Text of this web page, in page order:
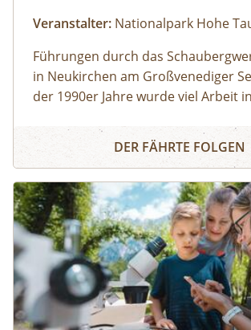
Veranstalter: Nationalpark Hohe
Führungen durch das
in Neukirchen am Großvenediger
der 1990er Jahre wurde viel Arbeit
umzubauen. Die Attraktion unter
spannende Einblicke in die alpine
Schaubergwerk, eine Rarität in den
Tauern, wird durch Führungen den
Besucherinnen und Besuchern
gemacht und erklärt. So können
Deckungsbau des Tauernfensters
Gesteinsaufschlüsse
veranschaulicht werden. Derzeit
Eine Reise ins Tauernfenster
DER FÄHRTE FOLGEN